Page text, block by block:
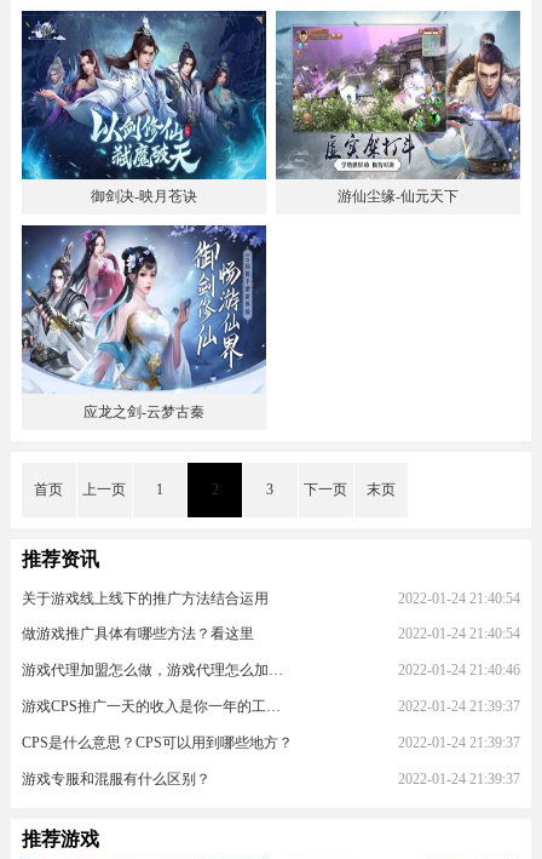
御剑决-映月苍诀 游仙尘缘-仙元天下
应龙之剑-云梦古秦
首页 上一页 1 2 3 下一页 末页
推荐资讯
关于游戏线上线下的推广方法结合运用 2022-01-24 21:40:54
做游戏推广具体有哪些方法？看这里 2022-01-24 21:40:54
游戏代理加盟怎么做，游戏代理怎么加入？ 2022-01-24 21:40:46
游戏CPS推广一天的收入是你一年的工资！ 2022-01-24 21:39:37
CPS是什么意思？CPS可以用到哪些地方？ 2022-01-24 21:39:37
游戏专服和混服有什么区别？ 2022-01-24 21:39:37
推荐游戏